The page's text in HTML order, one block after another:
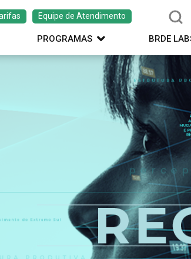
Equipe de Atendimento
PROGRAMAS BRDE